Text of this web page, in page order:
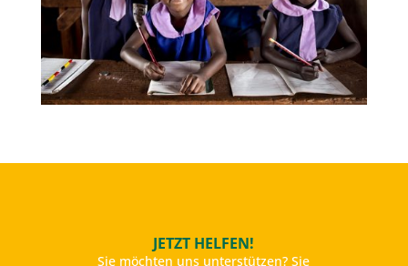
JETZT HELFEN!
Sie möchten uns unterstützen? Sie